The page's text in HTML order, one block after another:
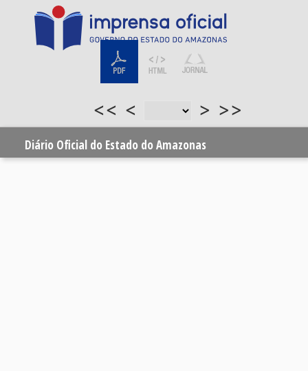
<< < > >>
Diário Oficial do Estado do Amazonas